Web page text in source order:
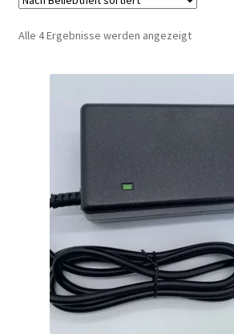
Alle 4 Ergebnisse werden angezeigtNach